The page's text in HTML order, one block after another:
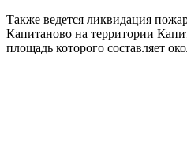
Также ведется ликвидация
Капитаново на территории
площадь которого составляет